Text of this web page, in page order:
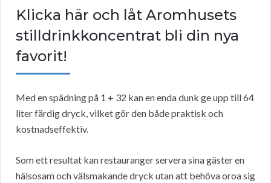
Klicka här och låt Aromhusets
stilldrinkkoncentrat bli din nya
favorit!
Med en spädning på 1 + 32 kan en enda dunk ge upp till 64
liter färdig dryck, vilket gör den både praktisk och
kostnadseffektiv.
Som ett resultat kan restauranger servera sina gäster en
hälsosam och välsmakande dryck utan att behöva oroa sig